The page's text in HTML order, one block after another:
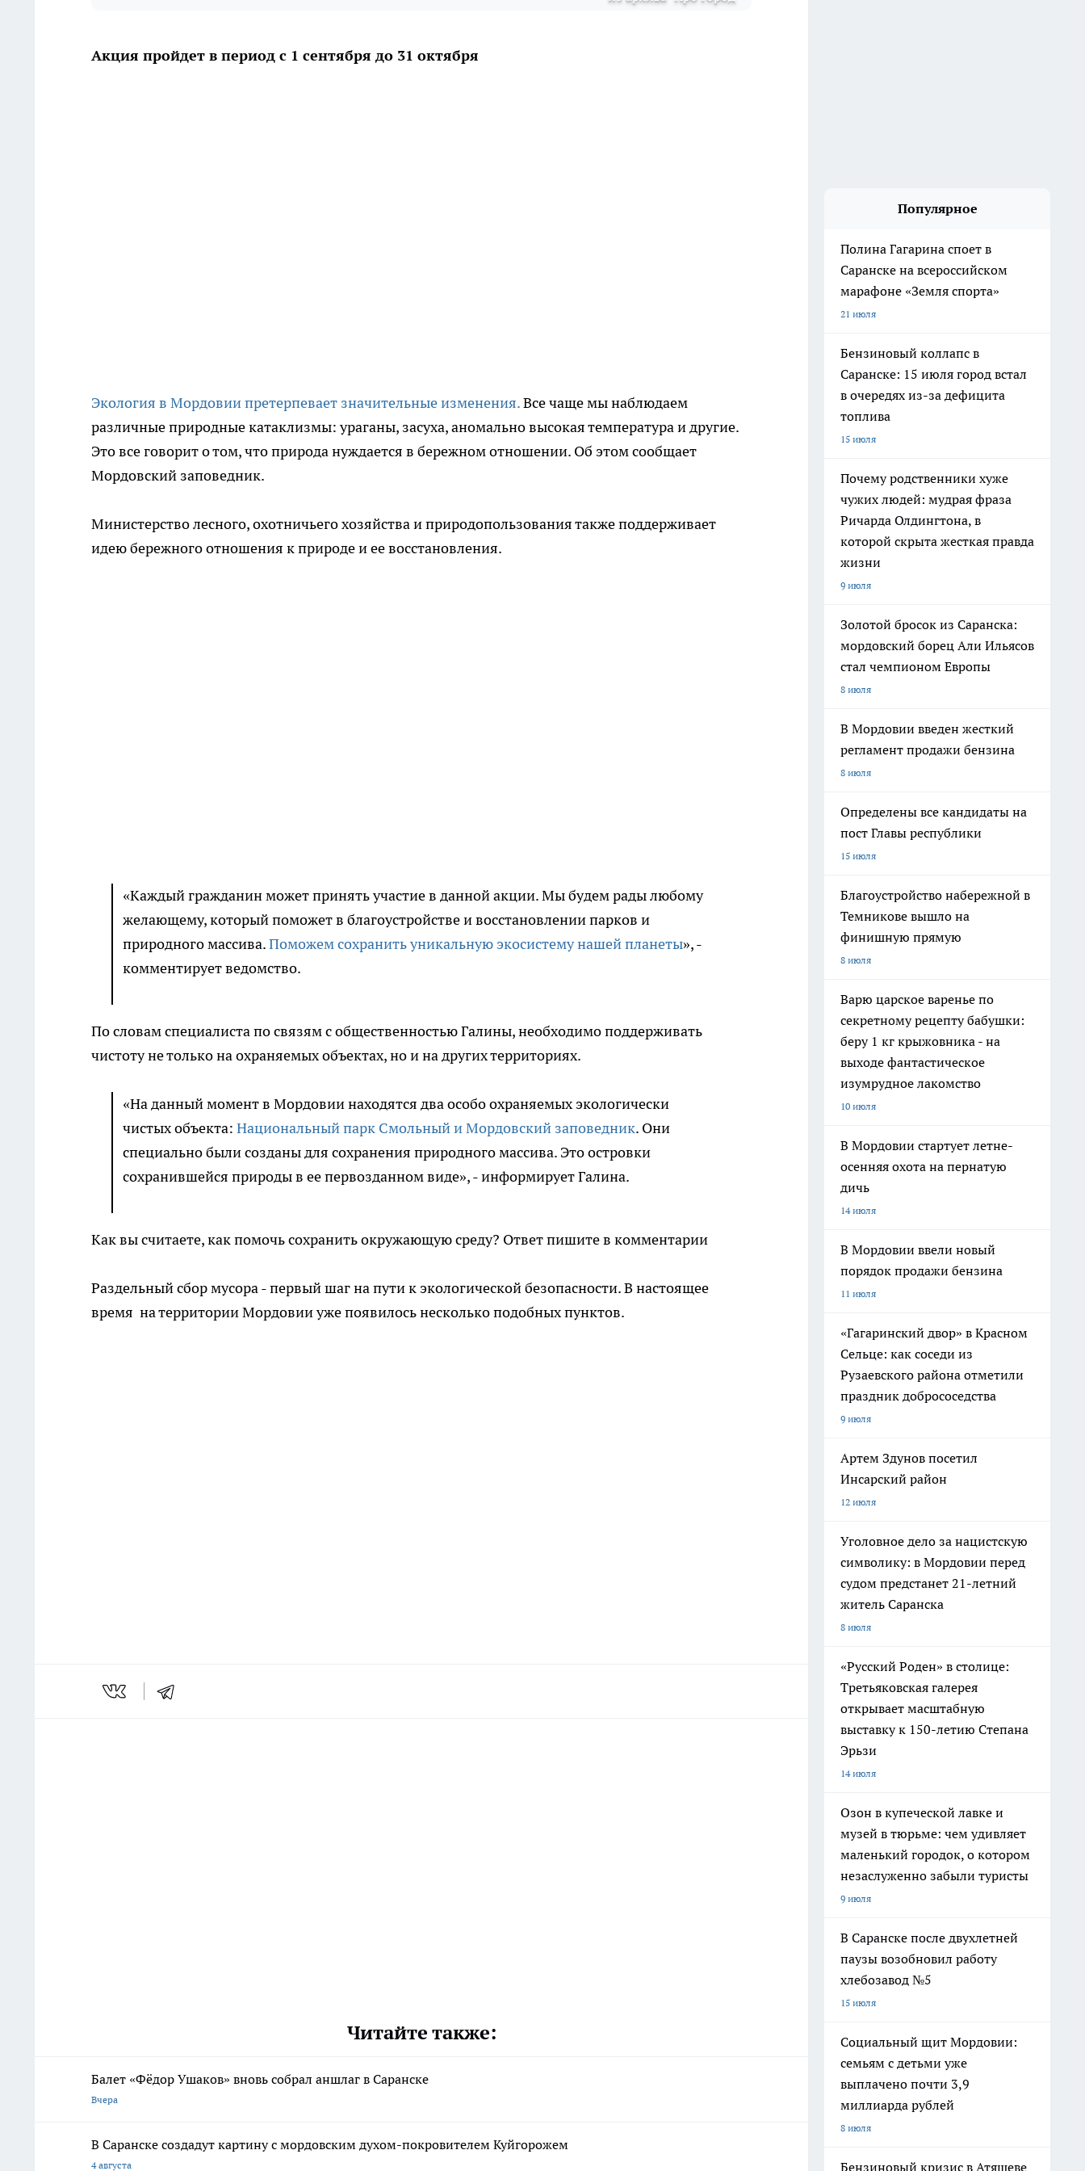
Акция пройдет в период с 1 сентября до 31 октября
Экология в Мордовии претерпевает значительные изменения.Все чаще мы наблюдаем
различные природные катаклизмы: ураганы, засуха, аномально высокая температура и другие.
Это все говорит о том, что природа нуждается в бережном отношении. Об этом сообщает
Мордовский заповедник.
Министерство лесного, охотничьего хозяйства и природопользования также поддерживает
идею бережного отношения к природе и ее восстановления.
«Каждый гражданин может принять участие в данной акции. Мы будем рады любому
желающему, который поможет в благоустройстве и восстановлении парков и
природного массива.Поможем сохранить уникальную экосистему нашей планеты», -
комментирует ведомство.
По словам специалиста по связям с общественностью Галины, необходимо поддерживать
чистоту не только на охраняемых объектах, но и на других территориях.
«На данный момент в Мордовии находятся два особо охраняемых экологически
чистых объекта: Национальный парк Смольный и Мордовский заповедник. Они
специально были созданы для сохранения природного массива. Это островки
сохранившейся природы в ее первозданном виде», - информирует Галина.
Как вы считаете, как помочь сохранить окружающую среду? Ответ пишите в комментарии
Раздельный сбор мусора - первый шаг на пути к экологической безопасности. В настоящее
время на территории Мордовии уже появилось несколько подобных пунктов.
Читайте также:
Балет «Фёдор Ушаков» вновь собрал аншлаг в Саранске
Вчера
В Саранске создадут картину с мордовским духом-покровителем Куйгорожем
4 августа
Популярное
Полина Гагарина споет в
Саранске на всероссийском
марафоне «Земля спорта»
21 июля
Бензиновый коллапс в
Саранске: 15 июля город встал
в очередях из-за дефицита
топлива
15 июля
Почему родственники хуже
чужих людей: мудрая фраза
Ричарда Олдингтона, в
которой скрыта жесткая правда
жизни
9 июля
Золотой бросок из Саранска:
мордовский борец Али Ильясов
стал чемпионом Европы
8 июля
В Мордовии введен жесткий
регламент продажи бензина
8 июля
Определены все кандидаты на
пост Главы республики
15 июля
Благоустройство набережной в
Темникове вышло на
финишную прямую
8 июля
Варю царское варенье по
секретному рецепту бабушки:
беру 1 кг крыжовника - на
выходе фантастическое
изумрудное лакомство
10 июля
В Мордовии стартует летне-
осенняя охота на пернатую
дичь
14 июля
В Мордовии ввели новый
порядок продажи бензина
11 июля
«Гагаринский двор» в Красном
Сельце: как соседи из
Рузаевского района отметили
праздник добрососедства
9 июля
Артем Здунов посетил
Инсарский район
12 июля
Уголовное дело за нацистскую
символику: в Мордовии перед
судом предстанет 21-летний
житель Саранска
8 июля
«Русский Роден» в столице:
Третьяковская галерея
открывает масштабную
выставку к 150-летию Степана
Эрьзи
14 июля
Озон в купеческой лавке и
музей в тюрьме: чем удивляет
маленький городок, о котором
незаслуженно забыли туристы
9 июля
В Саранске после двухлетней
паузы возобновил работу
хлебозавод №5
15 июля
Социальный щит Мордовии:
семьям с детьми уже
выплачено почти 3,9
миллиарда рублей
8 июля
Бензиновый кризис в Атяшеве